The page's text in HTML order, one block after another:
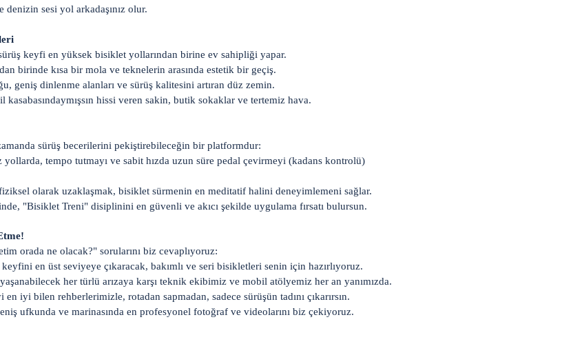
denizin sesi yol arkadaşınız olur.
keyfi en yüksek bisiklet yollarından birine ev sahipliği yapar.
birinde kısa bir mola ve teknelerin arasında estetik bir geçiş.
geniş dinlenme alanları ve sürüş kalitesini artıran düz zemin.
kasabasındaymışsın hissi veren sakin, butik sokaklar ve tertemiz hava.
sürüş becerilerini pekiştirebileceğin bir platformdur:
yollarda, tempo tutmayı ve sabit hızda uzun süre pedal çevirmeyi (kadans kontrolü)
olarak uzaklaşmak, bisiklet sürmenin en meditatif halini deneyimlemeni sağlar.
"Bisiklet Treni" disiplinini en güvenli ve akıcı şekilde uygulama fırsatı bulursun.
orada ne olacak?" sorularını biz cevaplıyoruz:
en üst seviyeye çıkaracak, bakımlı ve seri bisikletleri senin için hazırlıyoruz.
her türlü arızaya karşı teknik ekibimiz ve mobil atölyemiz her an yanımızda.
iyi bilen rehberlerimizle, rotadan sapmadan, sadece sürüşün tadını çıkarırsın.
ufkunda ve marinasında en profesyonel fotoğraf ve videolarını biz çekiyoruz.